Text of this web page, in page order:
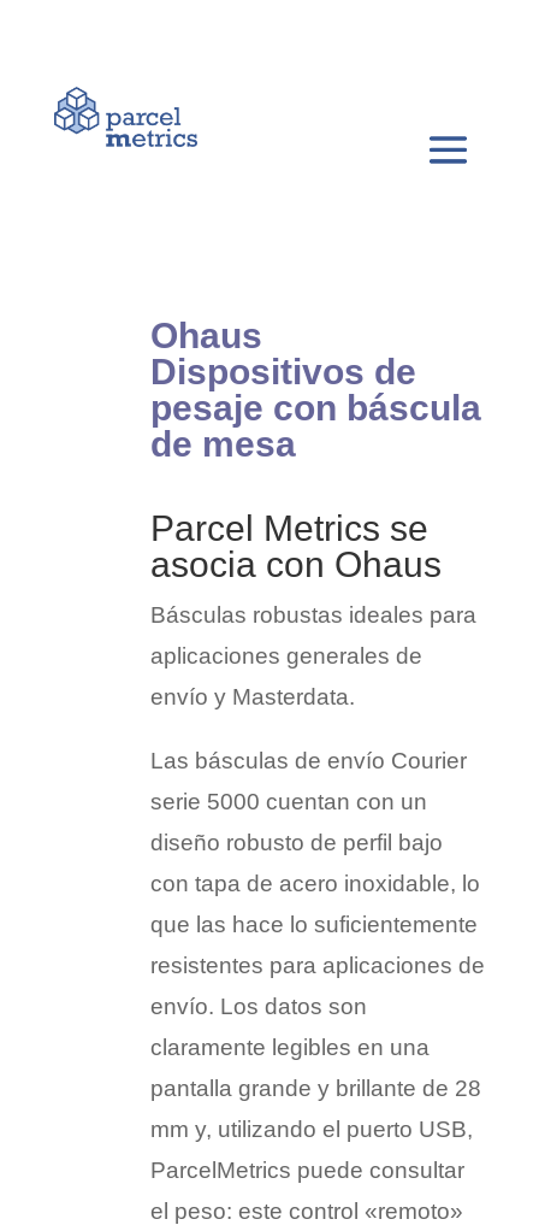
Ohaus
Dispositivos de
pesaje con báscula
de mesa
Parcel Metrics se
asocia con Ohaus
Básculas robustas ideales para
aplicaciones generales de
envío y Masterdata.
Las básculas de envío Courier
serie 5000 cuentan con un
diseño robusto de perfil bajo
con tapa de acero inoxidable, lo
que las hace lo suficientemente
resistentes para aplicaciones de
envío. Los datos son
claramente legibles en una
pantalla grande y brillante de 28
mm y, utilizando el puerto USB,
ParcelMetrics puede consultar
el peso: este control «remoto»